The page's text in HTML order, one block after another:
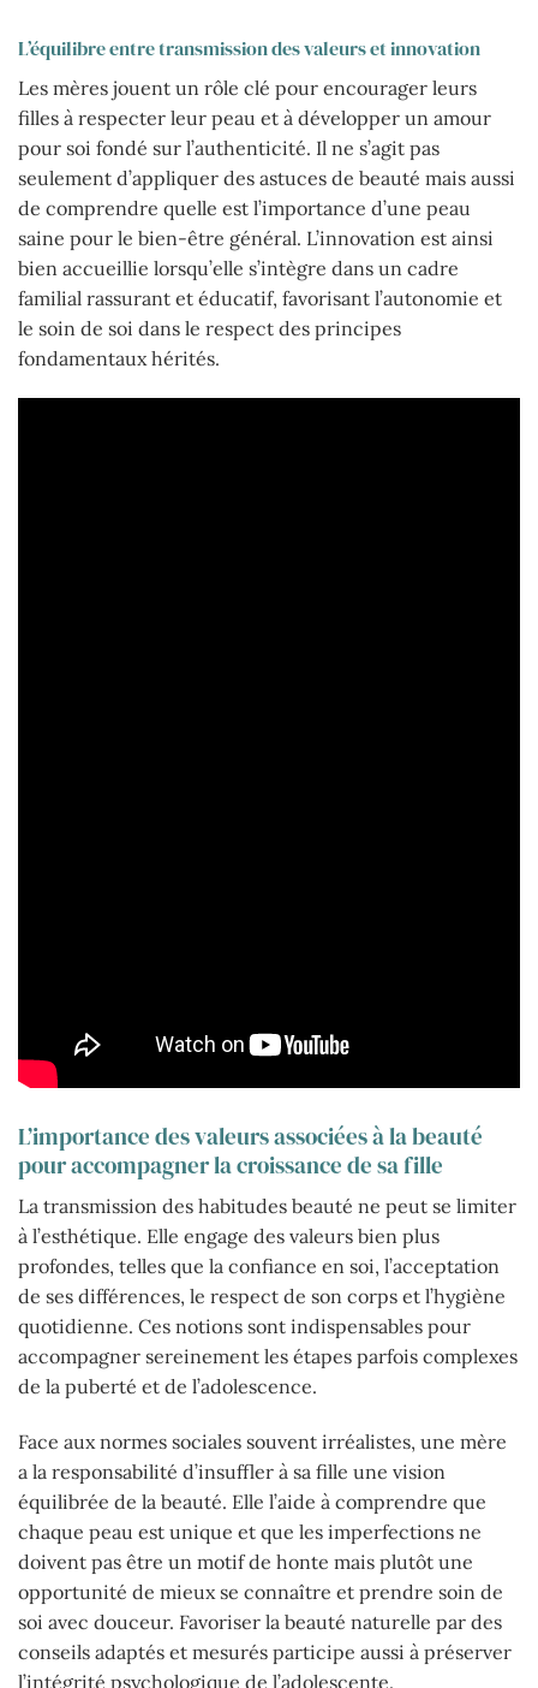
L’équilibre entre transmission des valeurs et innovation
Les mères jouent un rôle clé pour encourager leurs
filles à respecter leur peau et à développer un amour
pour soi fondé sur l’authenticité. Il ne s’agit pas
seulement d’appliquer des astuces de beauté mais aussi
de comprendre quelle est l’importance d’une peau
saine pour le bien-être général. L’innovation est ainsi
bien accueillie lorsqu’elle s’intègre dans un cadre
familial rassurant et éducatif, favorisant l’autonomie et
le soin de soi dans le respect des principes
fondamentaux hérités.
L’importance des valeurs associées à la beauté
pour accompagner la croissance de sa fille
La transmission des habitudes beauté ne peut se limiter
à l’esthétique. Elle engage des valeurs bien plus
profondes, telles que la confiance en soi, l’acceptation
de ses différences, le respect de son corps et l’hygiène
quotidienne. Ces notions sont indispensables pour
accompagner sereinement les étapes parfois complexes
de la puberté et de l’adolescence.
Face aux normes sociales souvent irréalistes, une mère
a la responsabilité d’insuffler à sa fille une vision
équilibrée de la beauté. Elle l’aide à comprendre que
chaque peau est unique et que les imperfections ne
doivent pas être un motif de honte mais plutôt une
opportunité de mieux se connaître et prendre soin de
soi avec douceur. Favoriser la beauté naturelle par des
conseils adaptés et mesurés participe aussi à préserver
l’intégrité psychologique de l’adolescente.